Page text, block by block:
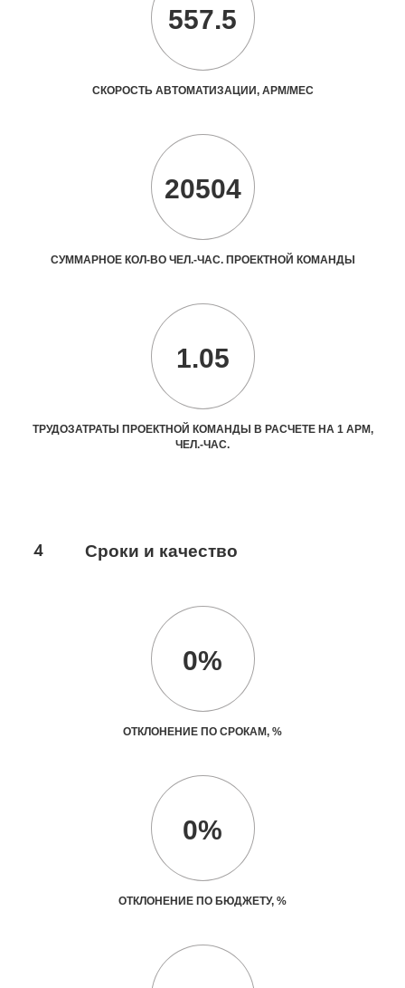
557.5
СКОРОСТЬ АВТОМАТИЗАЦИИ, АРМ/МЕС
20504
СУММАРНОЕ КОЛ-ВО ЧЕЛ.-ЧАС. ПРОЕКТНОЙ КОМАНДЫ
1.05
ТРУДОЗАТРАТЫ ПРОЕКТНОЙ КОМАНДЫ В РАСЧЕТЕ НА 1 АРМ,
ЧЕЛ.-ЧАС.
4 Сроки и качество
0%
ОТКЛОНЕНИЕ ПО СРОКАМ, %
0%
ОТКЛОНЕНИЕ ПО БЮДЖЕТУ, %